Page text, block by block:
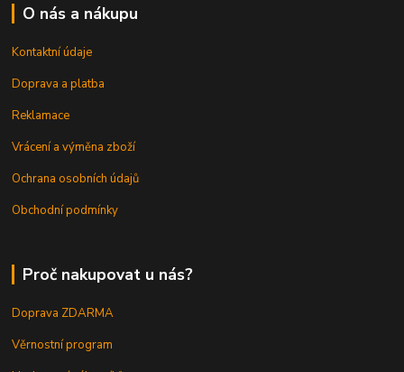
O nás a nákupu
Kontaktní údaje
Doprava a platba
Reklamace
Vrácení a výměna zboží
Ochrana osobních údajů
Obchodní podmínky
Proč nakupovat u nás?
Doprava ZDARMA
Věrnostní program